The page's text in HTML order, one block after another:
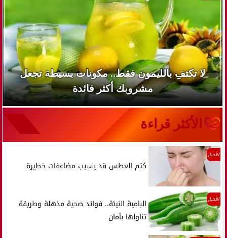
لا تكتفِ بالليمون فقط.. مكونات بسيطة تجعل
مشروبك أكثر فائدة
الأكثر قراءة
الأخبار
كتم العطس قد يسبب مضاعفات خطيرة
الأخبار
البامية النيئة.. فوائد صحية مذهلة وطريقة
تناولها بأمان